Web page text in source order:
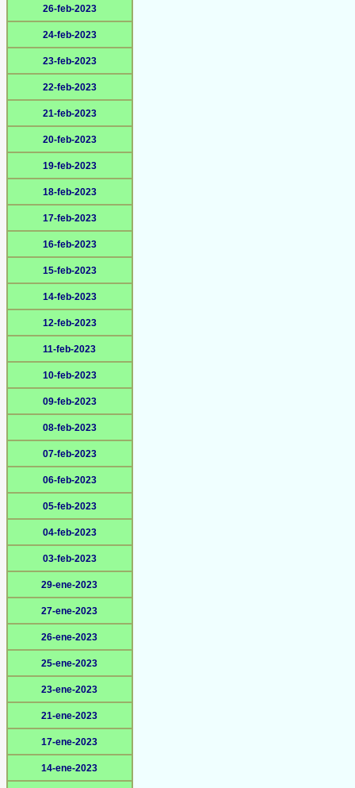
26-feb-2023
24-feb-2023
23-feb-2023
22-feb-2023
21-feb-2023
20-feb-2023
19-feb-2023
18-feb-2023
17-feb-2023
16-feb-2023
15-feb-2023
14-feb-2023
12-feb-2023
11-feb-2023
10-feb-2023
09-feb-2023
08-feb-2023
07-feb-2023
06-feb-2023
05-feb-2023
04-feb-2023
03-feb-2023
29-ene-2023
27-ene-2023
26-ene-2023
25-ene-2023
23-ene-2023
21-ene-2023
17-ene-2023
14-ene-2023